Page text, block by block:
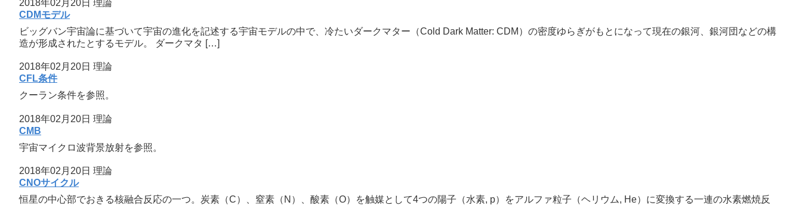
2018年02月20日 理論
CDMモデル
ビッグバン宇宙論に基づいて宇宙の進化を記述する宇宙モデルの中で、冷たいダークマター（Cold Dark Matter: CDM）の密度ゆらぎがもとになって現在の銀河、銀河団などの構
造が形成されたとするモデル。 ダークマタ […]
2018年02月20日 理論
CFL条件
クーラン条件を参照。
2018年02月20日 理論
CMB
宇宙マイクロ波背景放射を参照。
2018年02月20日 理論
CNOサイクル
恒星の中心部でおきる核融合反応の一つ。炭素（C）、窒素（N）、酸素（O）を触媒として4つの陽子（水素, p）をアルファ粒子（ヘリウム, He）に変換する一連の水素燃焼反